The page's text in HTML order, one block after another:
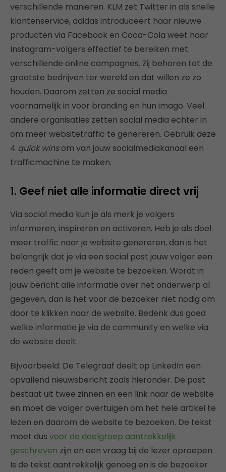
verschillende manieren. KLM zet Twitter in als snelle
klantenservice, adidas introduceert haar nieuwe
producten via Facebook en Coca-Cola weet haar
Instagram-volgers effectief te bereiken met
verschillende online campagnes. Zij behoren tot de
grootste bedrijven ter wereld en dat willen ze zo
houden. Daarom zetten ze social media
voornamelijk in voor branding en hun imago. Veel
andere organisaties zetten social media echter in
om meer websitetraffic te genereren. Gebruik deze
4 quick winsom van jouw socialmediakanaal een
trafficmachine te maken.
1. Geef niet alle informatie direct vrij
Via social media kun je als merk je volgers
informeren, inspireren en activeren. Heb je als doel
meer traffic naar je website genereren, dan is het
belangrijk dat je via een social post jouw volger een
reden geeft om je website te bezoeken. Wordt in
jouw bericht alle informatie over het onderwerp al
gegeven, dan is het voor de bezoeker niet nodig om
door te klikken naar de website. Bedenk dus goed
welke informatie je via de community en welke via
de website deelt.
Bijvoorbeeld: De Telegraaf deelt op LinkedIn een
opvallend nieuwsbericht zoals hieronder. De post
bestaat uit twee zinnen en een link naar de website
en moet de volger overtuigen om het hele artikel te
lezen en daarom de website te bezoeken. De tekst
moet dus voor de doelgroep aantrekkelijk
geschreven zijn en een vraag bij de lezer oproepen.
Is de tekst aantrekkelijk genoeg en is de bezoeker